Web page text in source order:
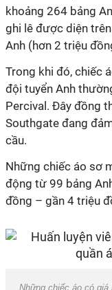
khoảng 264 bảng
ghi lê được diện
Anh (hơn 2 triệu
Trong khi đó, chiếc
đội tuyển Anh
Percival. Đây đồng
Southgate đang
cầu.
Những chiếc áo sơ
động từ 99 bảng
đồng – gần 4 triệu
Những chiếc áo có